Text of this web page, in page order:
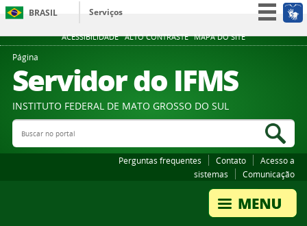
ACESSIBILIDADE ALTO CONTRASTE MAPA DO SITE
BRASIL
Serviços
Participe
Legislação
Canais
Página
Servidor do IFMS
INSTITUTO FEDERAL DE MATO GROSSO DO SUL
Buscar no portal
Perguntas frequentes Contato
Acesso a
sistemas
Comunicação